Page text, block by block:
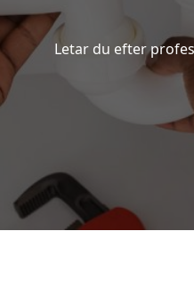
Letar du efter